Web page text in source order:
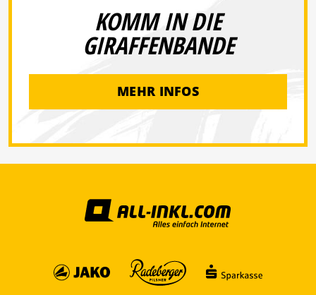
KOMM IN DIE
GIRAFFENBANDE
MEHR INFOS